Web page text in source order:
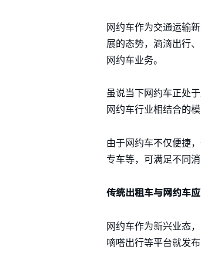
网约车作为交通运输
展的态势，滴滴出行
网约车业务。
虽说当下网约车正处
网约车行业相结合的
由于网约车不仅便捷
专车等，可满足不同
传统出租车与网约车
网约车作为新兴业态
嘀嗒出行等平台就发